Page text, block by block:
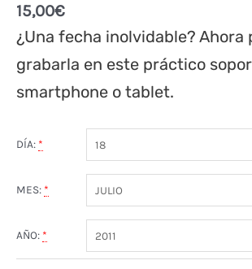
15,00€
¿Una fecha inolvidable? Ahora
grabarla en este práctico
smartphone o tablet.
DÍA: *
MES: *
AÑO: *